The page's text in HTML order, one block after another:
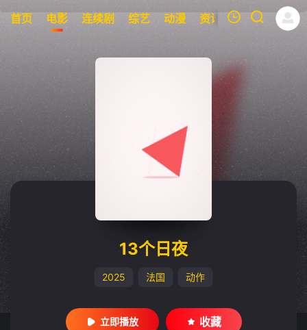
首页 电影 连续剧 综艺 动漫 资讯 明星 周表
暂无观看影片的记录
13个日夜
2025 法国 动作
立即播放 收藏